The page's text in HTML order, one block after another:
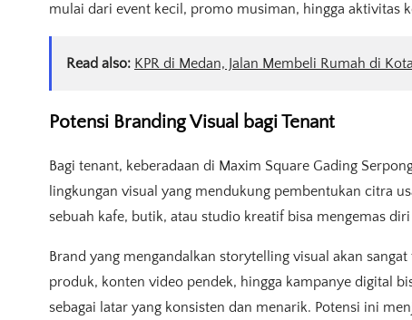
mulai dari event kecil, promo musiman, hingga aktivitas
Read also: KPR di Medan, Jalan Membeli Rumah di
Potensi Branding Visual bagi Tenant
Bagi tenant, keberadaan di Maxim Square Gading
lingkungan visual yang mendukung pembentukan citra
sebuah kafe, butik, atau studio kreatif bisa mengemas
Brand yang mengandalkan storytelling visual akan
produk, konten video pendek, hingga kampanye digital
sebagai latar yang konsisten dan menarik. Potensi ini